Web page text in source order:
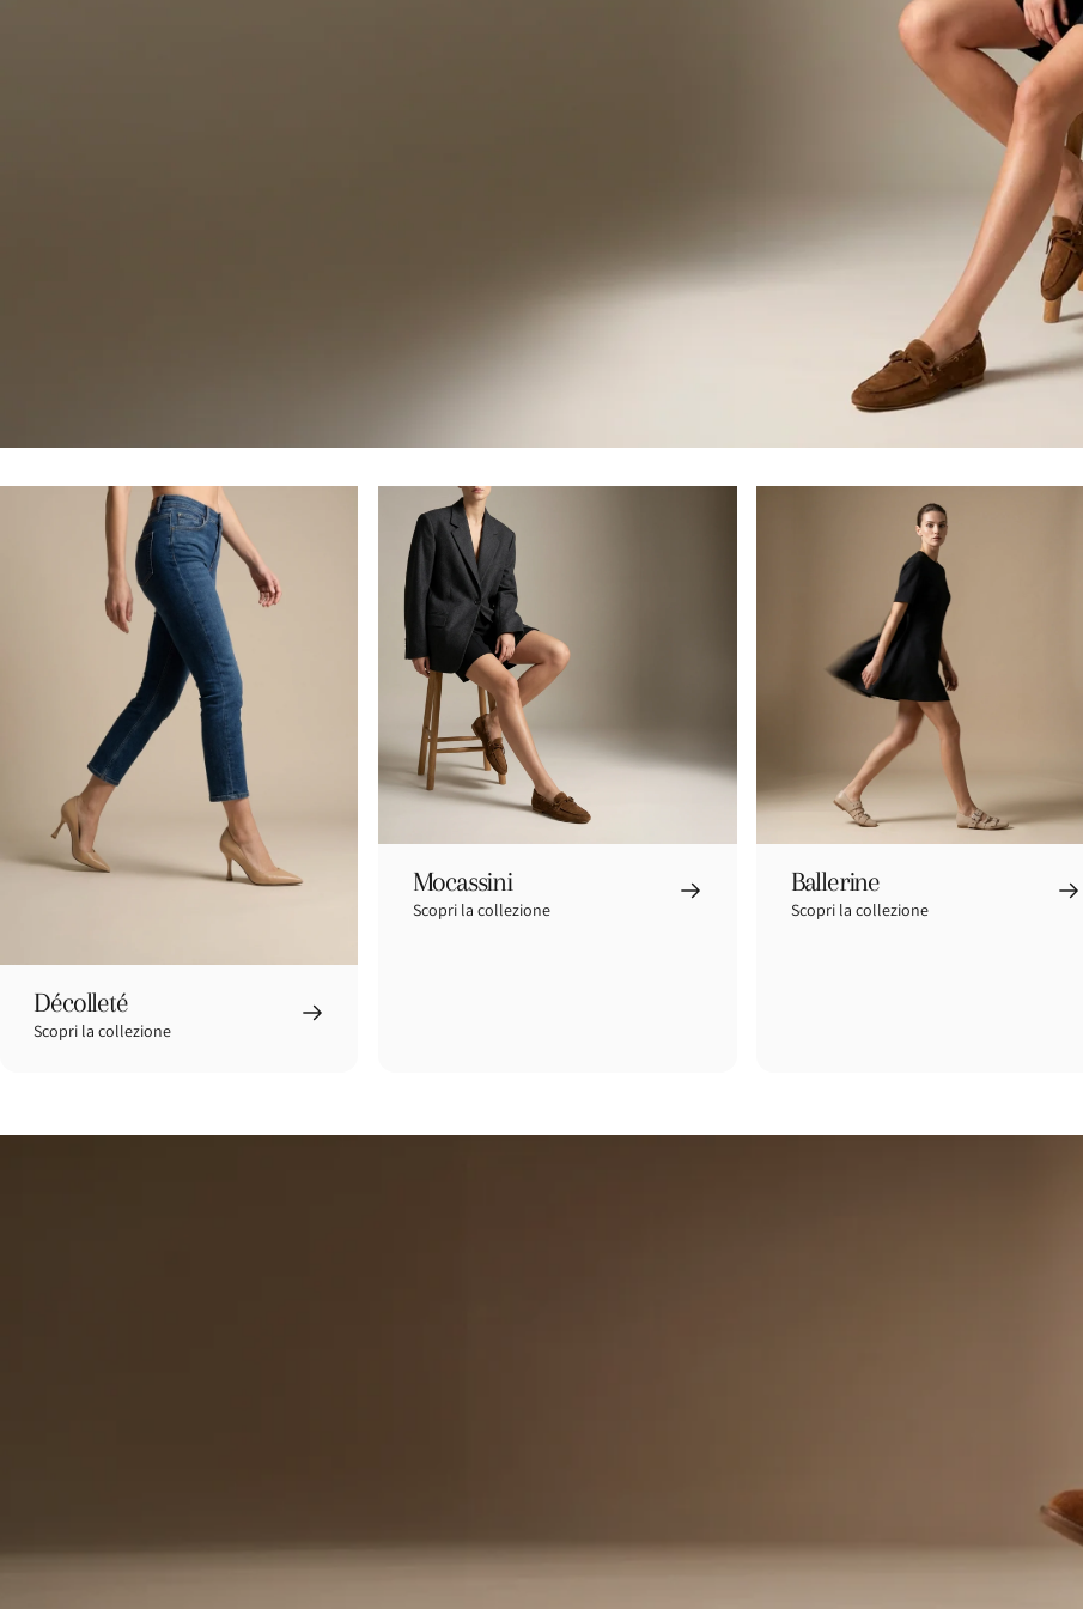
La strada sceglitu,
passo
Décolleté
Scopri la collezione
Mocassini
Scopri la collezione
Ballerine
Scopri la collezione